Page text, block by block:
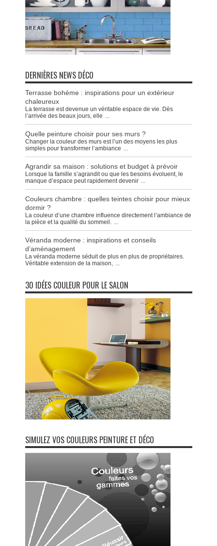
DERNIÈRES NEWS DÉCO
Terrasse bohème : inspirations pour un extérieur
chaleureux
La terrasse est devenue un véritable espace de vie. Dès
l’arrivée des beaux jours, elle
Quelle peinture choisir pour ses murs ?
Changer la couleur des murs est l’un des moyens les plus
simples pour transformer l’ambiance
Agrandir sa maison : solutions et budget à prévoir
Lorsque la famille s’agrandit ou que les besoins évoluent, le
manque d’espace peut rapidement devenir
Couleurs chambre : quelles teintes choisir pour mieux
dormir ?
La couleur d’une chambre influence directement l’ambiance de
la pièce et la qualité du sommeil.
Véranda moderne : inspirations et conseils
d’aménagement
La véranda moderne séduit de plus en plus de propriétaires.
Véritable extension de la maison,
30 IDÉES COULEUR POUR LE SALON
SIMULEZ VOS COULEURS PEINTURE ET DÉCO